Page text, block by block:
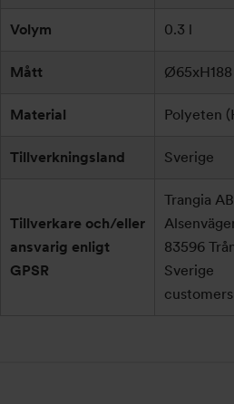
Volym 0.3 l
Mått
Material Polyeten
Tillverkningsland Sverige
Tillverkare och/eller
ansvarig enligt
GPSR
Trangia AB
83596
Sverige